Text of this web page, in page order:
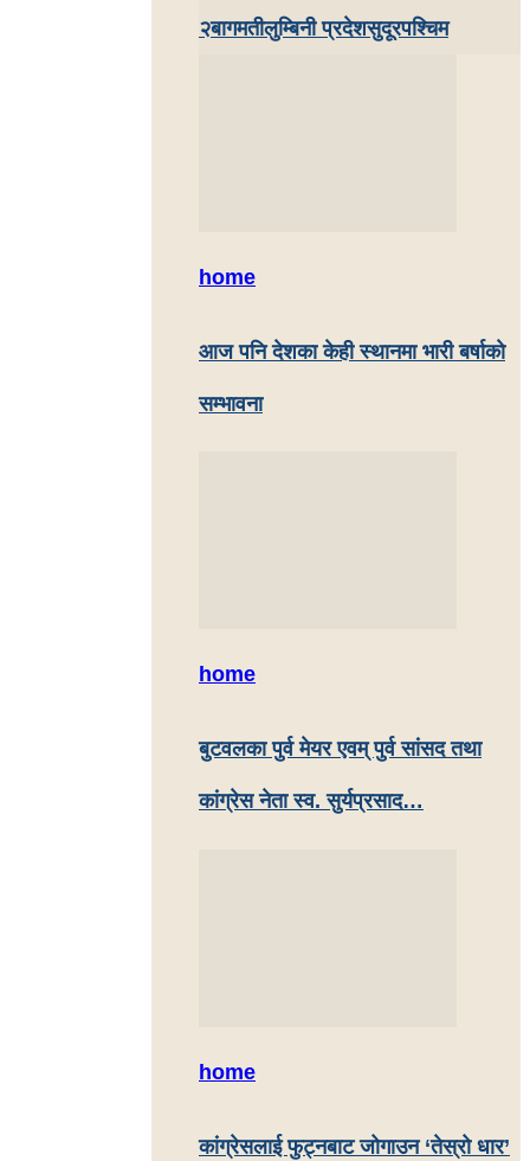
२बागमतीलुम्बिनी प्रदेशसुदूरपश्चिम
home
आज पनि देशका केही स्थानमा भारी बर्षाकाे
सम्भावना
home
बुटवलका पुर्व मेयर एवम् पुर्व सांसद तथा
कांग्रेस नेता स्व. सुर्यप्रसाद…
home
कांग्रेसलाई फुट्नबाट जोगाउन ‘तेस्रो धार’